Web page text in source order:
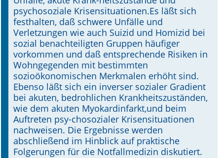
Mediadaten
Autoren-Service
Bestell-Service
Stellenmarkt
Kongresskalender
psychosoziale Krisensituationen.Es läßt sich
festhalten, daß schwere Unfälle und
Verletzungen wie auch Suizid und Homizid bei
sozial benachteiligten Gruppen häufiger
vorkommen und daß entsprechende Risiken in
Wohngegenden mit bestimmten
sozioökonomischen Merkmalen erhöht sind.
Ebenso läßt sich ein inverser sozialer Gradient
bei akuten, bedrohlichen Krankheitszuständen,
wie dem akuten Myokardinfarkt,und beim
Auftreten psy-chosozialer Krisensituationen
nachweisen. Die Ergebnisse werden
abschließend im Hinblick auf praktische
Folgerungen für die Notfallmedizin diskutiert.